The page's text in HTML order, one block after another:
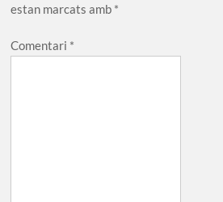
estan marcats amb *
Comentari *